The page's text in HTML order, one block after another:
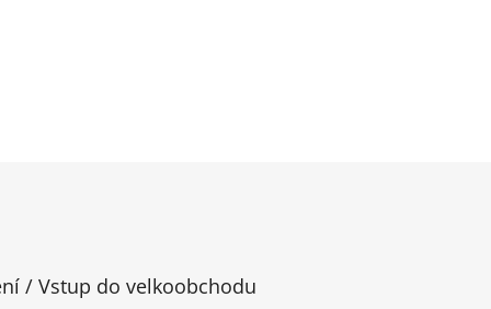
/ Vstup do velkoobchodu